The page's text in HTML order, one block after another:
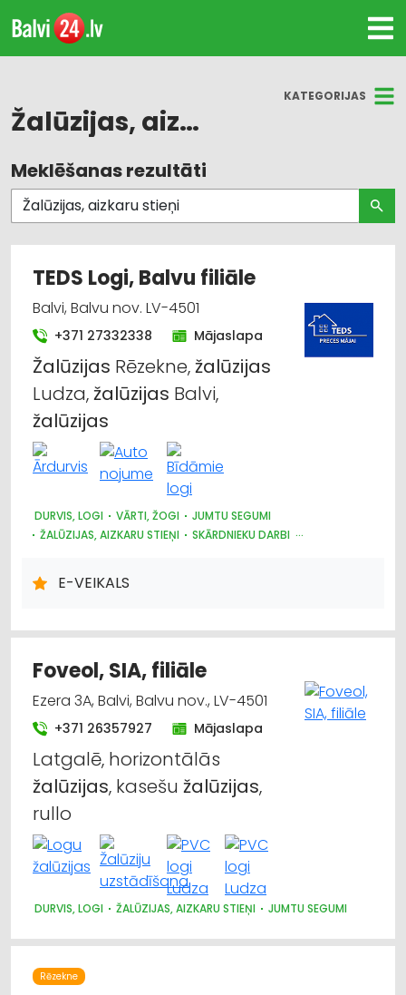
KATEGORIJAS
Žalūzijas, aizkaru stieņi
Visas nozares
Žalūzijas, aizkaru stieņi
Dizains un interjers; priekšmeti un pakalpojumi
Audumu un aizkaru tirdzniecība
Vārti, žogi
Jumtu segumi
Dārza tehnika un inventārs
Markīzes
Meklēšanas rezultāti
TEDS Logi, Balvu filiāle
Balvi, Balvu nov. LV-4501
+371 27332338 Mājaslapa
Žalūzijas Rēzekne,žalūzijas
Ludza,žalūzijas Balvi,
žalūzijas
DURVIS, LOGI VĀRTI, ŽOGI
JUMTU SEGUMI
ŽALŪZIJAS, AIZKARU STIEŅI
SKĀRDNIEKU DARBI
DŪMVADI, TO IZGATAVOŠANA, UZSTĀDĪŠANA
METĀLIZSTRĀDĀJUMI
AUTO RIEPU, AUTO DISKU TIRDZNIECĪBA
E-VEIKALS
Foveol, SIA, filiāle
Ezera 3A, Balvi, Balvu nov., LV-4501
+371 26357927 Mājaslapa
Latgalē, horizontālās
žalūzijas, kasešu žalūzijas,
rullo
DURVIS, LOGI ŽALŪZIJAS, AIZKARU STIEŅI JUMTU SEGUMI
Rēzekne